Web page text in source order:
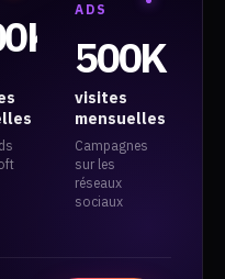
ADS
500K
visites
mensuelles
Campagnes
sur les
réseaux
sociaux